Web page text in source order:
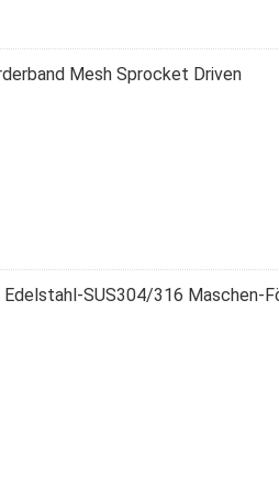
Mesh Sprocket Driven
Edelstahl-SUS304/316 Maschen-